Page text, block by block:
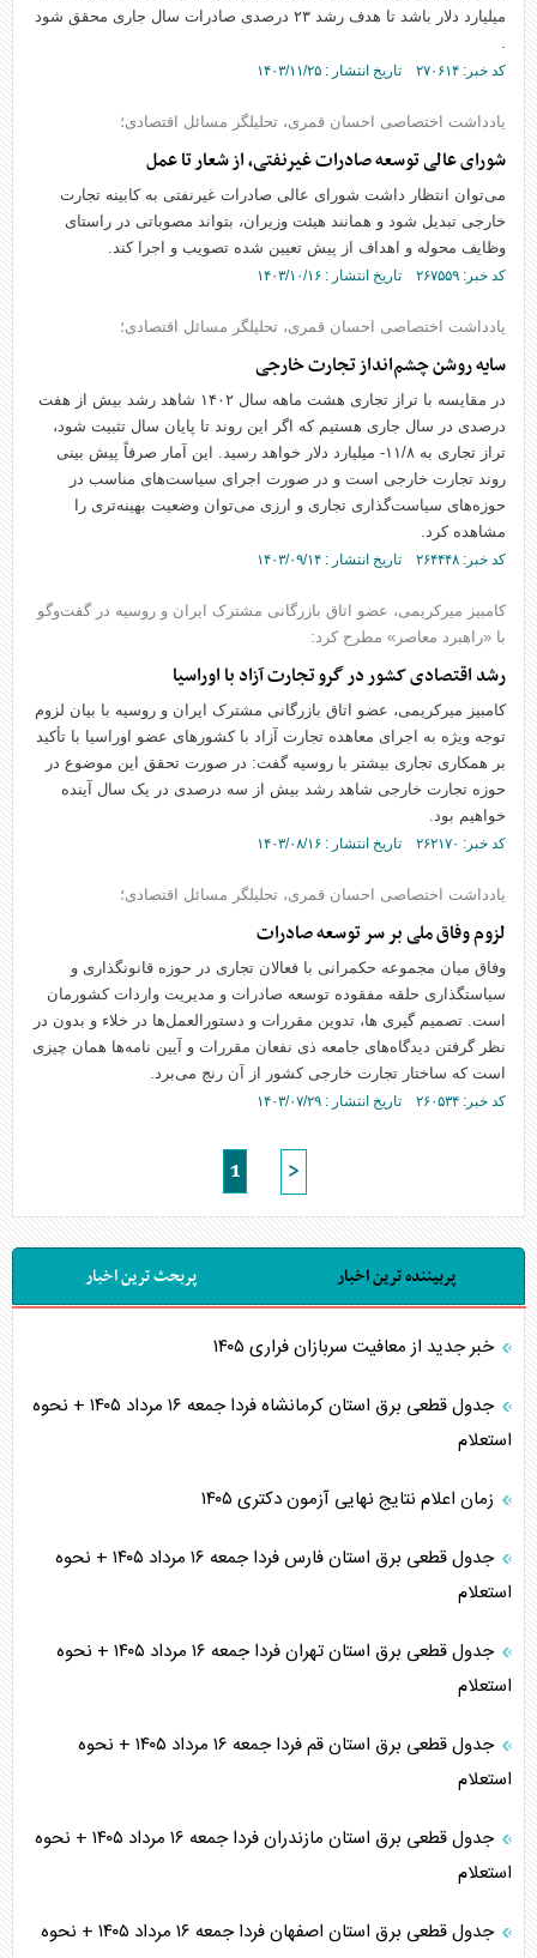
میلیارد دلار باشد تا هدف رشد ۲۳ درصدی صادرات سال جاری محقق شود
.
کد خبر: ۲۷۰۶۱۴ تاریخ انتشار : ۱۴۰۳/۱۱/۲۵
یادداشت اختصاصی احسان قمری، تحلیلگر مسائل اقتصادی؛
شورای عالی توسعه صادرات غیرنفتی، از شعار تا عمل
می‌توان انتظار داشت شورای عالی صادرات غیرنفتی به کابینه تجارت
خارجی تبدیل شود و همانند هیئت وزیران، بتواند مصوباتی در راستای
وظایف محوله و اهداف از پیش تعیین شده تصویب و اجرا کند.
کد خبر: ۲۶۷۵۵۹ تاریخ انتشار : ۱۴۰۳/۱۰/۱۶
یادداشت اختصاصی احسان قمری، تحلیلگر مسائل اقتصادی؛
سایه روشن چشم‌انداز تجارت خارجی
در مقایسه با تراز تجاری هشت ماهه سال ۱۴۰۲ شاهد رشد بیش از هفت
درصدی در سال جاری هستیم که اگر این روند تا پایان سال تثبیت شود،
تراز تجاری به ۱۱/۸- میلیارد دلار خواهد رسید. این آمار صرفاً پیش بینی
روند تجارت خارجی است و در صورت اجرای سیاست‌های مناسب در
حوزه‌های سیاست‌گذاری تجاری و ارزی می‌توان وضعیت بهینه‌تری را
مشاهده کرد.
کد خبر: ۲۶۴۴۴۸ تاریخ انتشار : ۱۴۰۳/۰۹/۱۴
کامبیز میرکریمی، عضو اتاق بازرگانی مشترک ایران و روسیه در گفت‌وگو
با «راهبرد معاصر» مطرح کرد:
رشد اقتصادی کشور در گرو تجارت آزاد با اوراسیا
کامبیز میرکریمی، عضو اتاق بازرگانی مشترک ایران و روسیه با بیان لزوم
توجه ویژه به اجرای معاهده تجارت آزاد با کشورهای عضو اوراسیا با تأکید
بر همکاری تجاری بیشتر با روسیه گفت: در صورت تحقق این موضوع در
حوزه تجارت خارجی شاهد رشد بیش از سه درصدی در یک سال آینده
خواهیم بود.
کد خبر: ۲۶۲۱۷۰ تاریخ انتشار : ۱۴۰۳/۰۸/۱۶
یادداشت اختصاصی احسان قمری، تحلیلگر مسائل اقتصادی؛
لزوم وفاق ملی بر سر توسعه صادرات
وفاق میان مجموعه حکمرانی با فعالان تجاری در حوزه قانونگذاری و
سیاستگذاری حلقه مفقوده توسعه صادرات و مدیریت واردات کشورمان
است. تصمیم گیری ها، تدوین مقررات و دستورالعمل‌ها در خلاء و بدون در
نظر گرفتن دیدگاه‌های جامعه ذی نفعان مقررات و آیین نامه‌ها همان چیزی
است که ساختار تجارت خارجی کشور از آن رنج می‌برد.
کد خبر: ۲۶۰۵۳۴ تاریخ انتشار : ۱۴۰۳/۰۷/۲۹
1 >
پربیننده ترین اخبار پربحث ترین اخبار
خبر جدید از معافیت سربازان فراری ۱۴۰۵
جدول قطعی برق استان کرمانشاه فردا جمعه ۱۶ مرداد ۱۴۰۵ + نحوه
استعلام
زمان اعلام نتایج نهایی آزمون دکتری ۱۴۰۵
جدول قطعی برق استان فارس فردا جمعه ۱۶ مرداد ۱۴۰۵ + نحوه
استعلام
جدول قطعی برق استان تهران فردا جمعه ۱۶ مرداد ۱۴۰۵ + نحوه
استعلام
جدول قطعی برق استان قم فردا جمعه ۱۶ مرداد ۱۴۰۵ + نحوه
استعلام
جدول قطعی برق استان مازندران فردا جمعه ۱۶ مرداد ۱۴۰۵ + نحوه
استعلام
جدول قطعی برق استان اصفهان فردا جمعه ۱۶ مرداد ۱۴۰۵ + نحوه